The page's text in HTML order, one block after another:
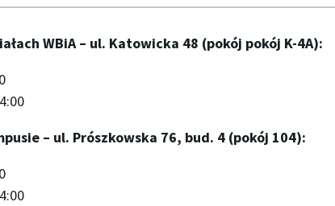
WBiA – ul. Katowicka 48 (pokój pokój K-4A):
– ul. Prószkowska 76, bud. 4 (pokój 104):